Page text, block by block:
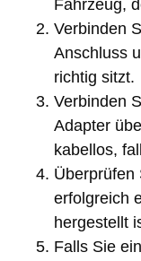
Fahrzeug,
Verbinden
Anschluss
richtig sitzt.
Verbinden
Adapter
kabellos,
Überprüfen
erfolgreich
hergestellt
Falls Sie